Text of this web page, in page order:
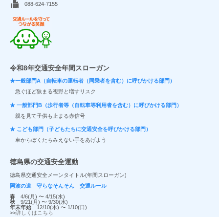
088-624-7155
令和8年交通安全年間スローガン
★一般部門A（自転車の運転者（同乗者を含む）に呼びかける部門）
急ぐほど狭まる視野と増すリスク
★ 一般部門B（歩行者等（自転車等利用者を含む）に呼びかける部門）
親を見て子供も止まる赤信号
★ こども部門（子どもたちに交通安全を呼びかける部門）
車からぼくたちみえない手をあげよう
徳島県の交通安全運動
徳島県交通安全メーンタイトル(年間スローガン)
阿波の道 守らなそんそん 交通ルール
春 4/6(月) 〜 4/15(水)
秋 9/21(月) 〜 9/30(水)
年末年始 12/10(木) 〜 1/10(日)
>>詳しくはこちら